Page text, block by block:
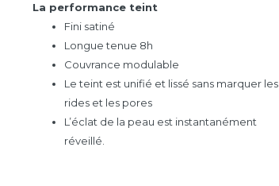
La performance teint
Fini satiné
Longue tenue 8h
Couvrance modulable
Le teint est unifié et lissé sans marquer les
rides et les pores
L’éclat de la peau est instantanément
réveillé.